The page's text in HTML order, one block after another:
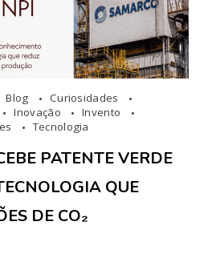
Blog
Curiosidades
Inovação
Invento
Tecnologia
PATENTE VERDE
QUE
DE CO₂